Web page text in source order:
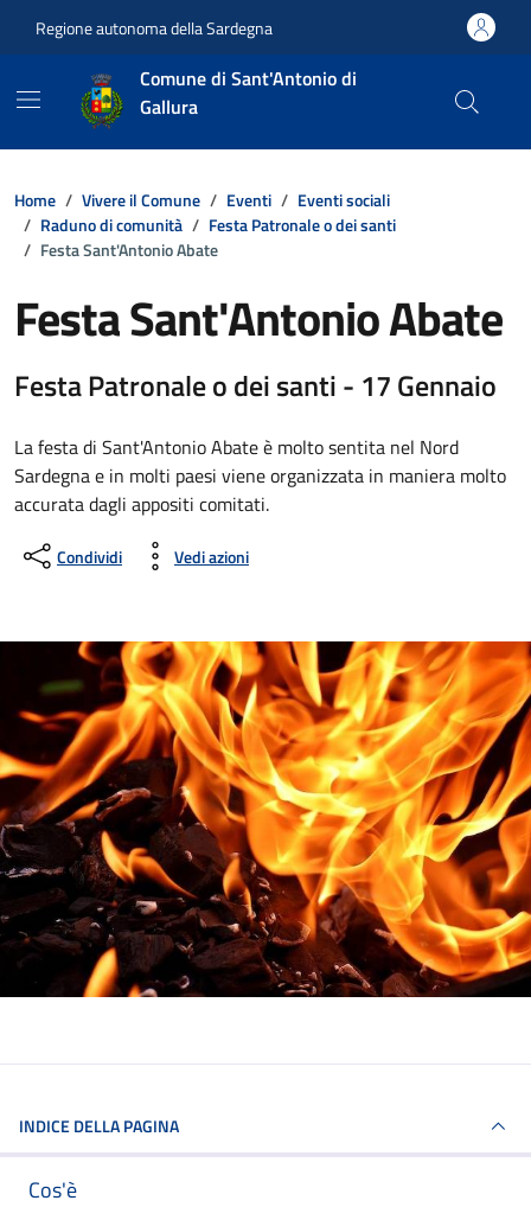
Regione autonoma della Sardegna
Comune di Sant'Antonio di
Gallura
Home Vivere il Comune Eventi
Eventi sociali
Raduno di comunità
Festa Patronale o dei santi
Festa Sant'Antonio Abate
Festa Sant'Antonio Abate
Festa Patronale o dei santi - 17 Gennaio
La festa di Sant'Antonio Abate è molto sentita nel Nord
Sardegna e in molti paesi viene organizzata in maniera molto
accurata dagli appositi comitati.
Condividi Vedi azioni
INDICE DELLA PAGINA
Cos'è